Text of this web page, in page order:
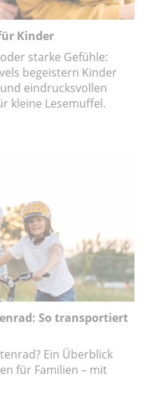
Kinder
starke Gefühle:
begeistern Kinder
eindrucksvollen
kleine Lesemuffel.
So transportiert
Ein Überblick
für Familien – mit